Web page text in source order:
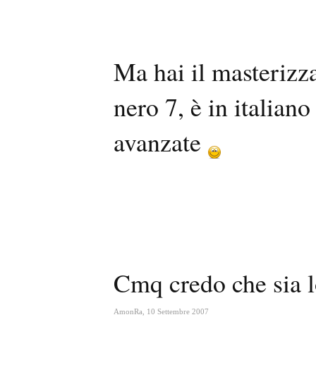
Ma hai il
nero 7, è in
avanzate
Cmq credo che sia
AmonRa 10 Settembre 2007